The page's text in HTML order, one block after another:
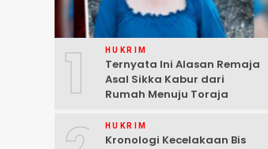
1 HUKRIM
Ternyata Ini Alasan Remaja
Asal Sikka Kabur dari
Rumah Menuju Toraja
HUKRIM
Kronologi Kecelakaan Bis